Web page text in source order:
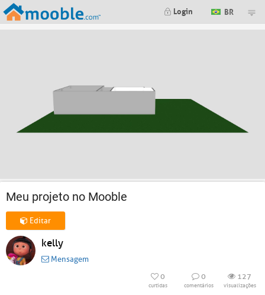
Login BR
Meu projeto no Mooble
Editar
kelly
Mensagem
0
curtidas
0
comentários
127
visualizações